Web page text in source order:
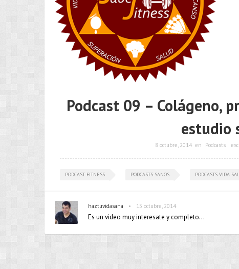
Podcast 09 – Colágeno,
estudio
8 octubre, 2014 en Podcasts
PODCAST FITNESS PODCASTS SANOS PODCASTS VIDA
haztuvidasana • 15 octubre, 2014
Es un video muy interesate y completo…